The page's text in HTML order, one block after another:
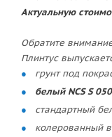
Актуальную
Обратите
Плинтус
грунт под
белый NCS S
стандартный
колерованный в